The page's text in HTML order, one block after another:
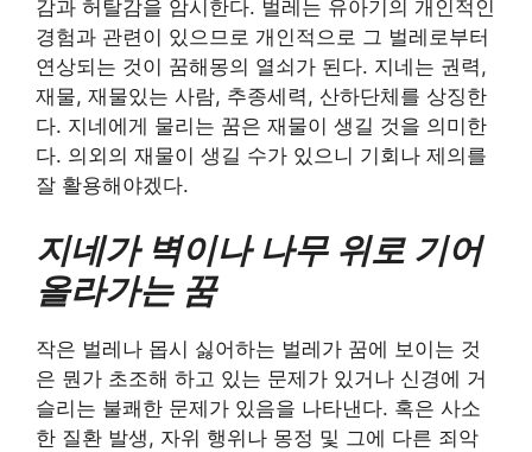
감과 허탈감을 암시한다. 벌레는 유아기의 개인적인
경험과 관련이 있으므로 개인적으로 그 벌레로부터
연상되는 것이 꿈해몽의 열쇠가 된다. 지네는 권력,
재물, 재물있는 사람, 추종세력, 산하단체를 상징한
다. 지네에게 물리는 꿈은 재물이 생길 것을 의미한
다. 의외의 재물이 생길 수가 있으니 기회나 제의를
잘 활용해야겠다.
지네가 벽이나 나무 위로 기어
올라가는 꿈
작은 벌레나 몹시 싫어하는 벌레가 꿈에 보이는 것
은 뭔가 초조해 하고 있는 문제가 있거나 신경에 거
슬리는 불쾌한 문제가 있음을 나타낸다. 혹은 사소
한 질환 발생, 자위 행위나 몽정 및 그에 다른 죄악